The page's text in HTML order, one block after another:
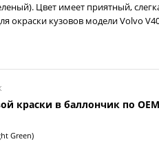
Цвет имеет приятный,
окраски кузовов модели Volvo
краски в баллончик по
Green)